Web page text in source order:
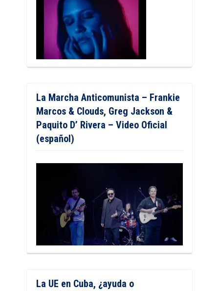
La Marcha Anticomunista – Frankie
Marcos & Clouds, Greg Jackson &
Paquito D’ Rivera – Video Oficial
(español)
La UE en Cuba, ¿ayuda o